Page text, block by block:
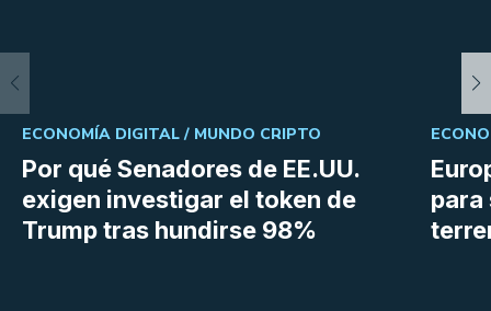
Por qué Senadores de EE.UU.
exigen investigar el token de
Trump tras hundirse 98%
ECONOMÍA DIGITAL / MUNDO CRIPTO
para